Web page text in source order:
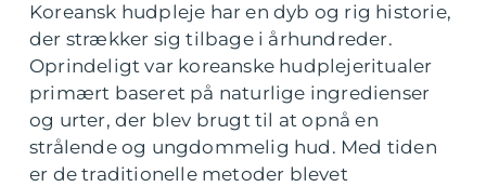
Koreansk hudpleje har en dyb og rig historie,
der strækker sig tilbage i århundreder.
Oprindeligt var koreanske hudplejeritualer
primært baseret på naturlige ingredienser
og urter, der blev brugt til at opnå en
strålende og ungdommelig hud. Med tiden
er de traditionelle metoder blevet